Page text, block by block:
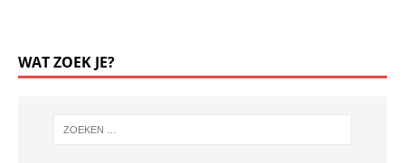
WAT ZOEK JE?